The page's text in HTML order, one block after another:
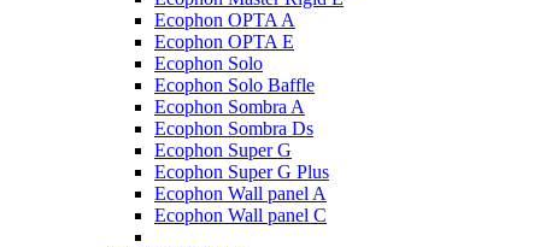
Ecophon OPTA A
Ecophon OPTA E
Ecophon Solo
Ecophon Solo Baffle
Ecophon Sombra A
Ecophon Sombra Ds
Ecophon Super G
Ecophon Super G Plus
Ecophon Wall panel A
Ecophon Wall panel C